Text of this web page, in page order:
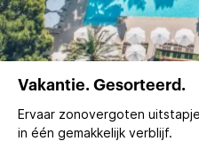
Vakantie. Gesorteerd.
Ervaar zonovergoten
in één gemakkelijk verblijf.